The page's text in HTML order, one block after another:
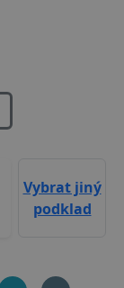
Vybrat jiný
podklad